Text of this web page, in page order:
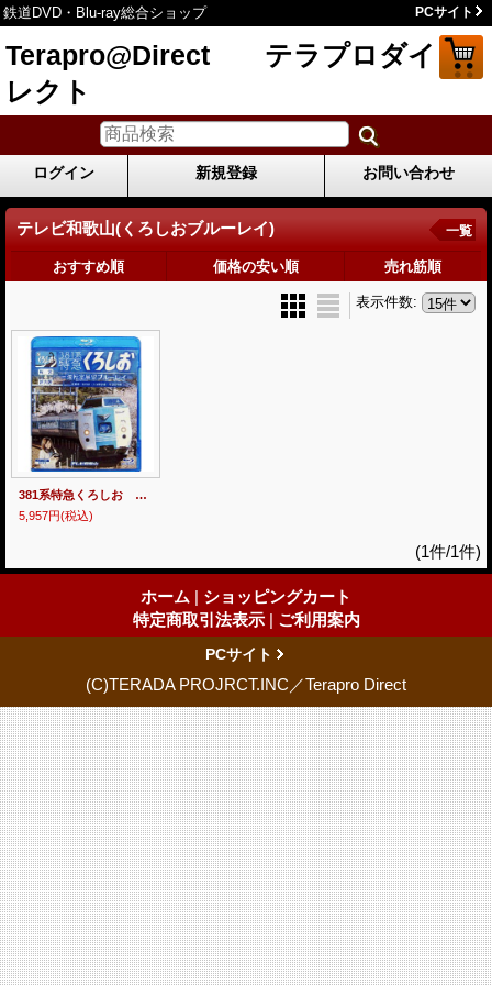
鉄道DVD・Blu-ray総合ショップ PCサイト
Terapro@Direct テラプロダイ
レクト
ログイン 新規登録 お問い合わせ
テレビ和歌山(くろしおブルーレイ) 一覧
おすすめ順 価格の安い順 売れ筋順
表示件数:
381系特急くろしお 新宮ー新大阪 運転室展望ブルーレイ【BD】
5,957円(税込)
(1件/1件)
ホーム | ショッピングカート
特定商取引法表示 | ご利用案内
PCサイト
(C)TERADA PROJRCT.INC／Terapro Direct